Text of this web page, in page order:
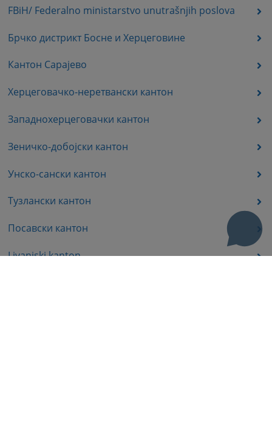
FBiH/ Federalno ministarstvo unutrašnjih poslova
Брчко дистрикт Босне и Херцеговине
Кантон Сарајево
Херцеговачко-неретвански кантон
Западнохерцеговачки кантон
Зеничко-добојски кантон
Унско-сански кантон
Тузлански кантон
Посавски кантон
Livanjski kanton